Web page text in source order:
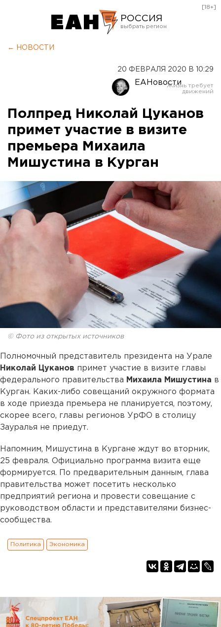
РОССИЯ
Оренбург
[18+]
← НОВОСТИ
20 ФЕВРАЛЯ 2020 В 10:29
ЕАНовости
Полпред Николай Цуканов
примет участие в визите
премьера Михаила
Мишустина в Курган
© Фото из открытых источников
Полномочный представитель президента на Урале
Николай Цуканов примет участие в визите главы
федерального правительства Михаила Мишустина в
Курган. Каких-либо совещаний окружного формата
в ходе приезда премьера не планируется, поэтому,
скорее всего, главы регионов УрФО в столицу
Зауралья не приедут.
Напомним, Мишустина в Кургане ждут во вторник,
25 февраля. Официально программа визита еще
формируется. По предварительным данным, глава
правительства может посетить несколько
предприятий региона и провести совещание с
руководством области и представителями бизнес-
сообщества.
Политика Экономика